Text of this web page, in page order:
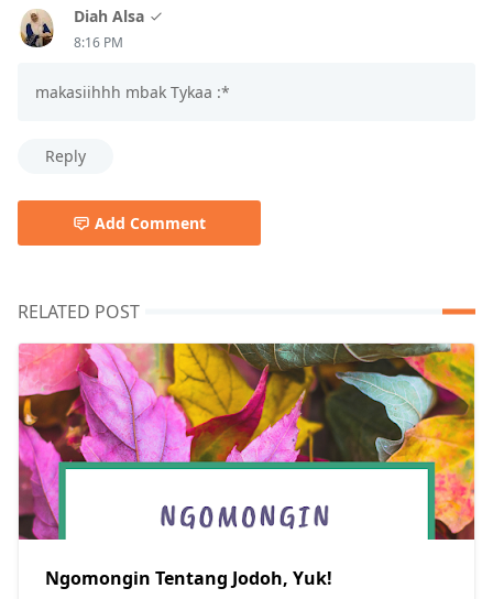
Diah Alsa
8:16 PM
makasiihhh mbak Tykaa :*
Reply
Add Comment
RELATED POST
Ngomongin Tentang Jodoh, Yuk!